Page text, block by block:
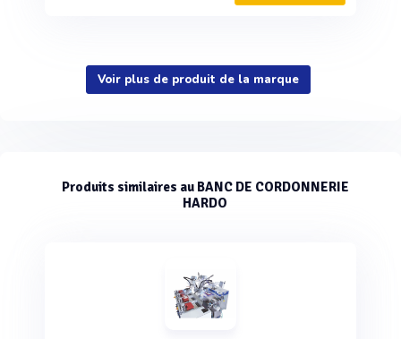
Voir plus de produit de la marque
Produits similaires au BANC DE CORDONNERIE
HARDO